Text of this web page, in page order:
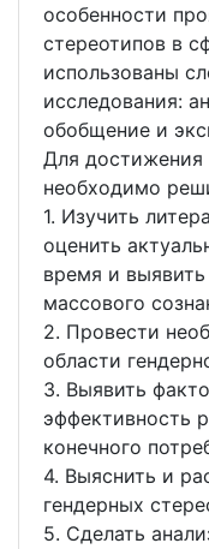
особенности
стереотипов в
использованы
исследования:
обобщение и
Для достижения
необходимо
1. Изучить
оценить
время и
массового
2. Провести
области
3. Выявить
эффективность
конечного
4. Выяснить и
гендерных
5. Сделать